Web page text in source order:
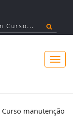
Curso manutenção